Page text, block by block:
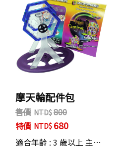
摩天輪配件包
售價
800
特價
680
適合年齡 : 3 歲以上 主…